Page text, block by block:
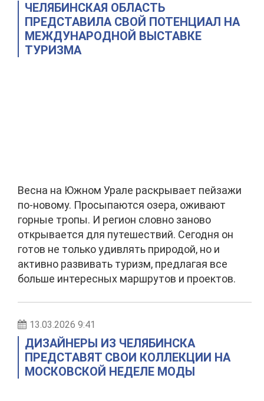
ЧЕЛЯБИНСКАЯ ОБЛАСТЬ
ПРЕДСТАВИЛА СВОЙ ПОТЕНЦИАЛ НА
МЕЖДУНАРОДНОЙ ВЫСТАВКЕ
ТУРИЗМА
Весна на Южном Урале раскрывает пейзажи
по-новому. Просыпаются озера, оживают
горные тропы. И регион словно заново
открывается для путешествий. Сегодня он
готов не только удивлять природой, но и
активно развивать туризм, предлагая все
больше интересных маршрутов и проектов.
13.03.2026 9:41
ДИЗАЙНЕРЫ ИЗ ЧЕЛЯБИНСКА
ПРЕДСТАВЯТ СВОИ КОЛЛЕКЦИИ НА
МОСКОВСКОЙ НЕДЕЛЕ МОДЫ